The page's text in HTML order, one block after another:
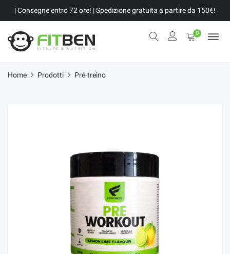
| Consegne entro 72 ore! | Spedizione gratuita a partire da 150€!
0
Home Prodotti Pré-treino